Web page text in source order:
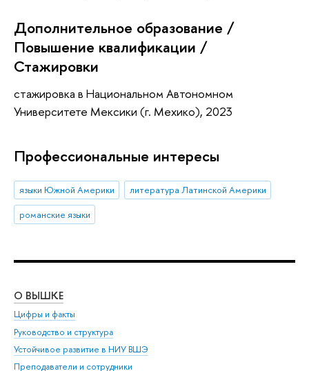
Дополнительное образование /
Повышение квалификации /
Стажировки
стажировка в Национальном Автономном
Университете Мексики (г. Мехико), 2023
Профессиональные интересы
языки Южной Америки
литература Латинской Америки
романские языки
О ВЫШКЕ
Цифры и факты
Руководство и структура
Устойчивое развитие в НИУ ВШЭ
Преподаватели и сотрудники